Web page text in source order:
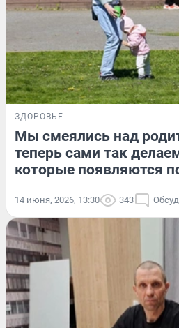
ЗДОРОВЬЕ
Мы смеялись над
теперь сами так
которые появляются
14 июня, 2026, 13:30 343